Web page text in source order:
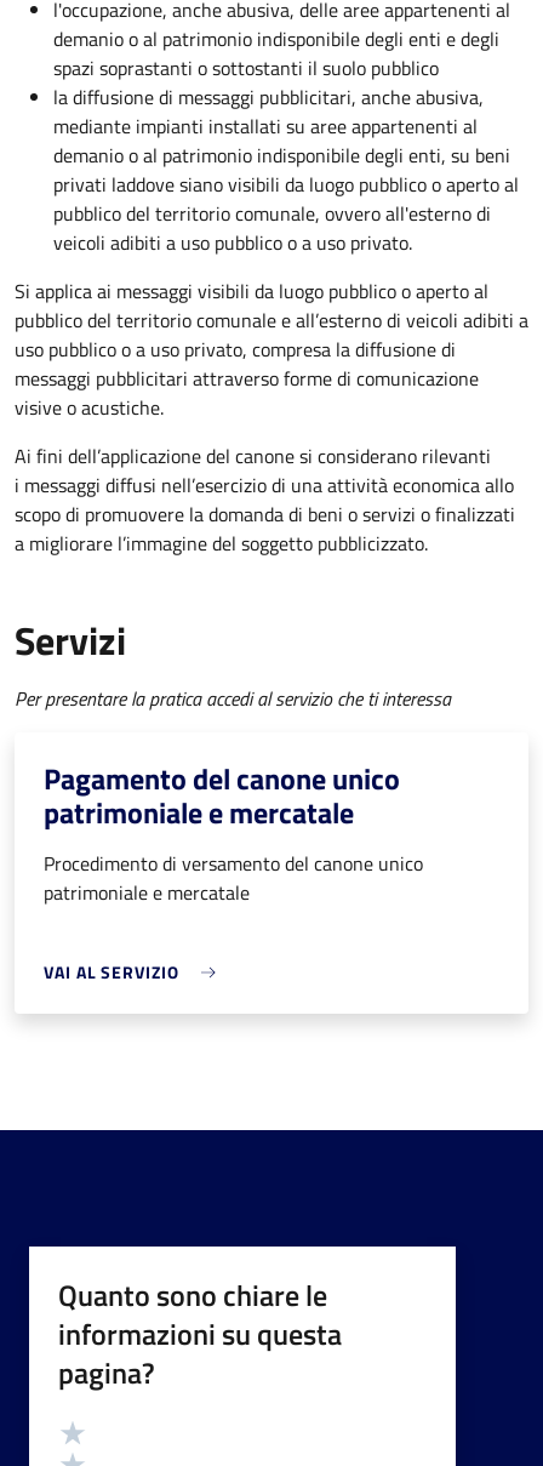
l'occupazione, anche abusiva, delle aree appartenenti al
demanio o al patrimonio indisponibile degli enti e degli
spazi soprastanti o sottostanti il suolo pubblico
la diffusione di messaggi pubblicitari, anche abusiva,
mediante impianti installati su aree appartenenti al
demanio o al patrimonio indisponibile degli enti, su beni
privati laddove siano visibili da luogo pubblico o aperto al
pubblico del territorio comunale, ovvero all'esterno di
veicoli adibiti a uso pubblico o a uso privato.
Si applica ai messaggi visibili da luogo pubblico o aperto al
pubblico del territorio comunale e all’esterno di veicoli adibiti a
uso pubblico o a uso privato, compresa la diffusione di
messaggi pubblicitari attraverso forme di comunicazione
visive o acustiche.
Ai fini dell’applicazione del canone si considerano rilevanti
i messaggi diffusi nell’esercizio di una attività economica allo
scopo di promuovere la domanda di beni o servizi o finalizzati
a migliorare l’immagine del soggetto pubblicizzato.
Servizi
Per presentare la pratica accedi al servizio che ti interessa
Pagamento del canone unico
patrimoniale e mercatale
Procedimento di versamento del canone unico
patrimoniale e mercatale
VAI AL SERVIZIO
Quanto sono chiare le
informazioni su questa
pagina?
Valutazione